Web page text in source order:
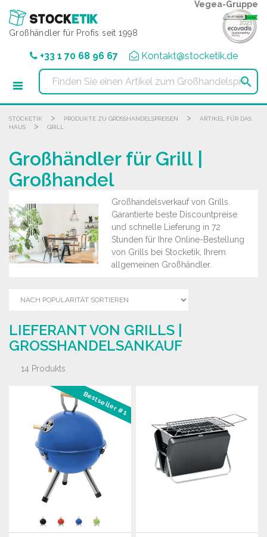
Großhändler für Profis seit 1998
Vegea-Gruppe
+33 1 70 68 96 67 Kontakt@stocketik.de

STOCKETIK > PRODUKTE ZU GROSSHANDELSPREISEN >
ARTIKEL FÜR DAS
HAUS
> GRILL
Großhändler für Grill |
Großhandel
Großhandelsverkauf von Grills.
Garantierte beste Discountpreise
und schnelle Lieferung in 72
Stunden für Ihre Online-Bestellung
von Grills bei Stocketik, Ihrem
allgemeinen Großhändler.
LIEFERANT VON GRILLS |
GROSSHANDELSANKAUF
14 Produkts
Bestseller #1